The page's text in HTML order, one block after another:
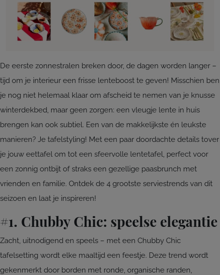
De eerste zonnestralen breken door, de dagen worden langer –
tijd om je interieur een frisse lenteboost te geven! Misschien ben
je nog niet helemaal klaar om afscheid te nemen van je knusse
winterdekbed, maar geen zorgen: een vleugje lente in huis
brengen kan ook subtiel. Een van de makkelijkste én leukste
manieren? Je tafelstyling! Met een paar doordachte details tover
je jouw eettafel om tot een sfeervolle lentetafel, perfect voor
een zonnig ontbijt of straks een gezellige paasbrunch met
vrienden en familie. Ontdek de 4 grootste serviestrends van dit
seizoen en laat je inspireren!
#1. Chubby Chic: speelse elegantie
Zacht, uitnodigend en speels – met een Chubby Chic
tafelsetting wordt elke maaltijd een feestje. Deze trend wordt
gekenmerkt door borden met ronde, organische randen,